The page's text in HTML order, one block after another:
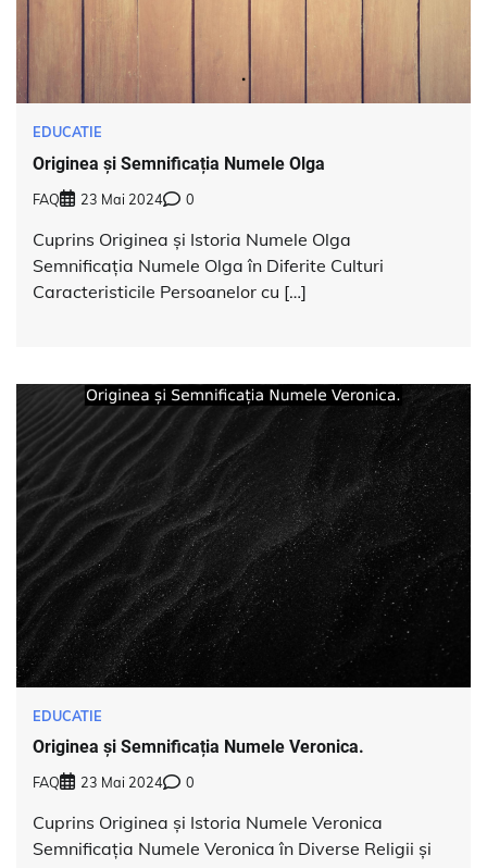
EDUCATIE
Originea și Semnificația Numele Olga
FAQ 23 Mai 2024 0
Cuprins Originea și Istoria Numele Olga
Semnificația Numele Olga în Diferite Culturi
Caracteristicile Persoanelor cu […]
EDUCATIE
Originea și Semnificația Numele Veronica.
FAQ 23 Mai 2024 0
Cuprins Originea și Istoria Numele Veronica
Semnificația Numele Veronica în Diverse Religii și